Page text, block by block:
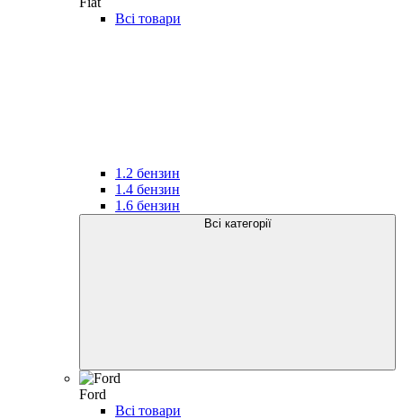
Всі товари
1.2 бензин
1.4 бензин
1.6 бензин
Всі категорії
Ford
Всі товари